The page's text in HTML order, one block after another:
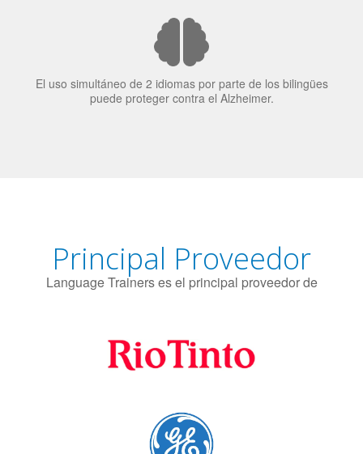
El uso simultáneo de 2 idiomas por parte de los bilingües
puede proteger contra el Alzheimer.
Principal Proveedor
Language Trainers es el principal proveedor de